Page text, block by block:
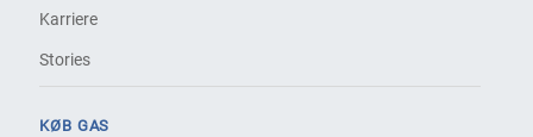
Karriere
Stories
KØB GAS